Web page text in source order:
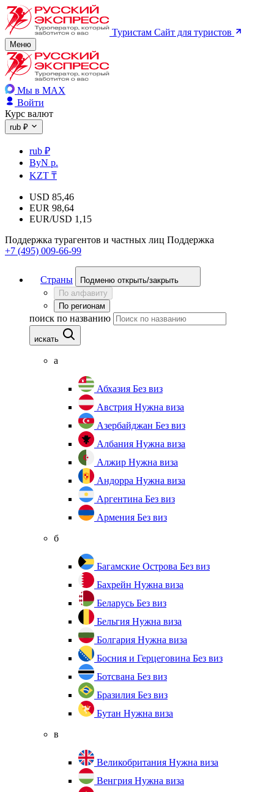
Туристам Сайт для туристов
Меню
Мы в MAX
Войти
Курс валют
rub ₽
rub ₽
ByN р.
KZT ₸
USD 85,46
EUR 98,64
EUR/USD 1,15
Поддержка турагентов и частных лиц Поддержка
+7 (495) 009-66-99
Страны
Подменю открыть/закрыть
По алфавиту
По регионам
поиск по названию
искать
а
Абхазия Без виз
Австрия Нужна виза
Азербайджан Без виз
Албания Нужна виза
Алжир Нужна виза
Андорра Нужна виза
Аргентина Без виз
Армения Без виз
б
Багамские Острова Без виз
Бахрейн Нужна виза
Беларусь Без виз
Бельгия Нужна виза
Болгария Нужна виза
Босния и Герцеговина Без виз
Ботсвана Без виз
Бразилия Без виз
Бутан Нужна виза
в
Великобритания Нужна виза
Венгрия Нужна виза